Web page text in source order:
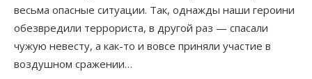
весьма опасные ситуации. Так, однажды наши героини
обезвредили террориста, в другой раз — спасали
чужую невесту, а как-то и вовсе приняли участие в
воздушном сражении…